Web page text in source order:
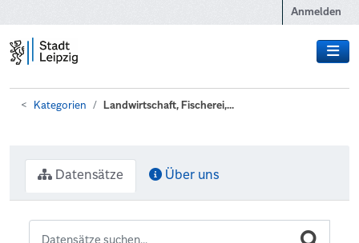
Anmelden
Kategorien Landwirtschaft, Fischerei,...
Datensätze Über uns